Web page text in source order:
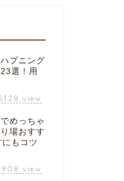
プニング
選！用
view
めっちゃ
場おすす
もコツ
view